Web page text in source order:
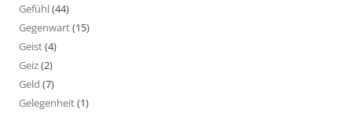
Gefühl(44)
Gegenwart(15)
Geist(4)
Geiz(2)
Geld (7)
Gelegenheit(1)